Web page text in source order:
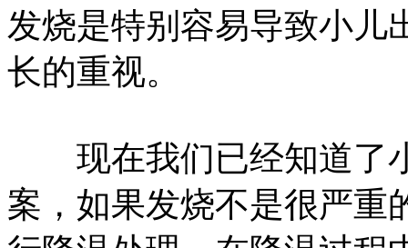
发烧是特别容易导致小儿
长的重视。
现在我们已经知道了
案，如果发烧不是很严重